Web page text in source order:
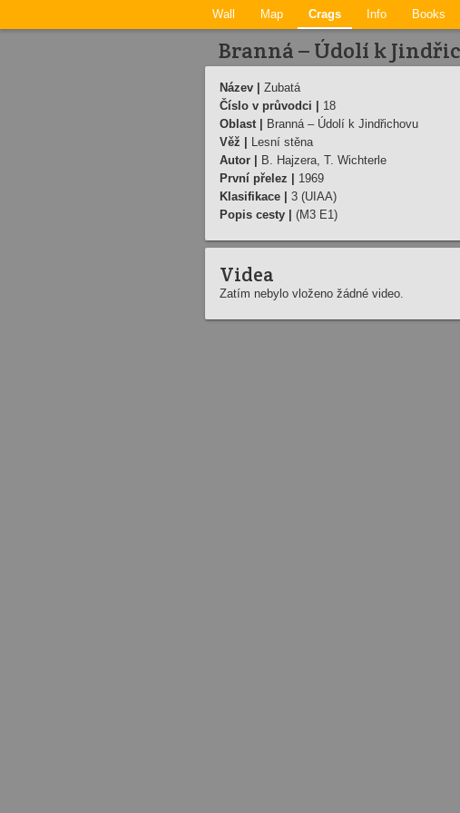
Wall Map Crags Info Books
Branná – Údolí­ k
Název |
Zubatá
Číslo v průvodci |
18
Oblast |
Branná – Údolí­ k Jindřichovu
Věž |
Lesní­ stěna
Autor |
B. Hajzera, T. Wichterle
První přelez |
1969
Klasifikace |
3 (UIAA)
Popis cesty |
(M3 E1)
Videa
Zatím nebylo vloženo žádné video.